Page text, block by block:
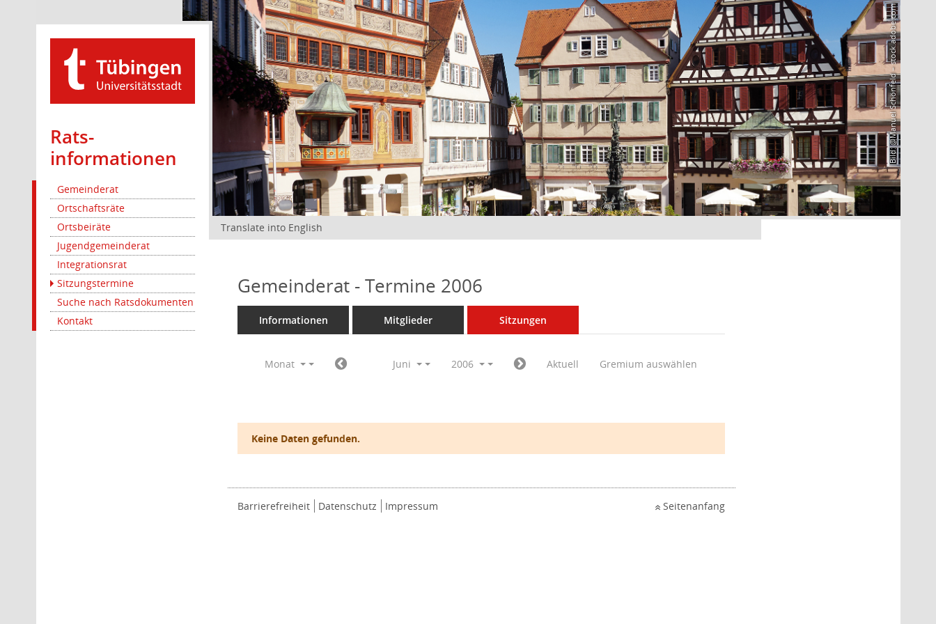
Rats­
informationen
Gemeinderat
Ortschaftsräte
Ortsbeiräte
Jugendgemeinderat
Integrationsrat
Sitzungstermine
Suche nach Ratsdokumenten
Kontakt
Bild: @Manuel Schönfeld – stock.adobe.com
Translate into English
Gemeinderat - Termine 2006
Informationen Mitglieder Sitzungen
Monat Juni 2006 Aktuell Gremium auswählen
Keine Daten gefunden.
Barrierefreiheit Datenschutz Impressum Seitenanfang